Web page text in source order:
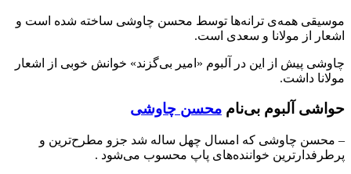
موسیقی همه‌ی ترانه‌ها توسط محسن چاوشی ساخته شده است و
اشعار از مولانا و سعدی است.
چاوشی پیش از این در آلبوم «امیر بی‌گزند» خوانش خوبی از اشعار
مولانا داشت.
حواشی آلبوم بی‌نام محسن چاوشی
– محسن چاوشی که امسال چهل ساله شد جزو مطرح‌ترین و
پرطرفدارترین خواننده‌های پاپ محسوب می‌شود .